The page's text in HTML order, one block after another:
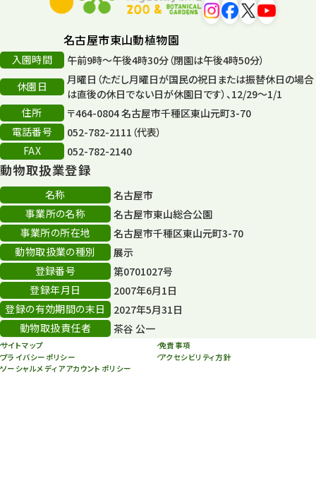
再生
再生フォーラム 14
80周年
その他
その他イベント
スカイタワー
年末年始のイベント
秋まつり
名古屋市東山動植物園
入園時間
午前9時～午後4時30分（閉園は午後4時50分）
休園日
月曜日（ただし月曜日が国民の祝日または振替休日の場合
は直後の休日でない日が休園日です）、12/29～1/1
住所
〒464-0804 名古屋市千種区東山元町3-70
電話番号
052-782-2111（代表）
FAX
052-782-2140
動物取扱業登録
名称
名古屋市
事業所の名称
名古屋市東山総合公園
事業所の所在地
名古屋市千種区東山元町3-70
動物取扱業の種別
展示
登録番号
第0701027号
登録年月日
2007年6月1日
登録の有効期間の末日
2027年5月31日
動物取扱責任者
茶谷 公一
サイトマップ
免責事項
プライバシーポリシー
アクセシビリティ方針
ソーシャルメディアアカウントポリシー